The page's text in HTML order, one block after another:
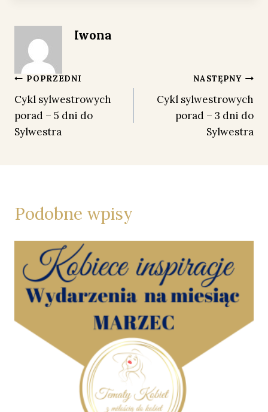
Iwona
Nawigacja
wpisu
POPRZEDNI
Cykl sylwestrowych
porad – 5 dni do
Sylwestra
NASTĘPNY
Cykl sylwestrowych
porad – 3 dni do
Sylwestra
Podobne wpisy